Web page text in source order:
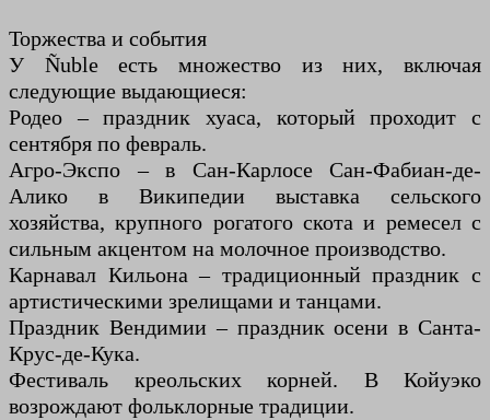
Торжества и события
У Ñuble есть множество из них, включая
следующие выдающиеся:
Родео – праздник хуаса, который проходит с
сентября по февраль.
Агро-Экспо – в Сан-Карлосе Сан-Фабиан-де-
Алико в Википедии выставка сельского
хозяйства, крупного рогатого скота и ремесел с
сильным акцентом на молочное производство.
Карнавал Кильона – традиционный праздник с
артистическими зрелищами и танцами.
Праздник Вендимии – праздник осени в Санта-
Крус-де-Кука.
Фестиваль креольских корней. В Койуэко
возрождают фольклорные традиции.